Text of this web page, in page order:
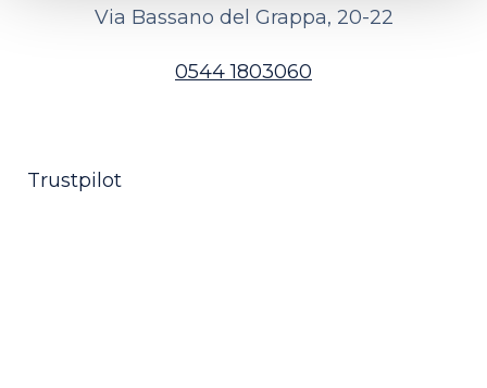
Via Bassano del Grappa, 20-22
0544 1803060
Trustpilot